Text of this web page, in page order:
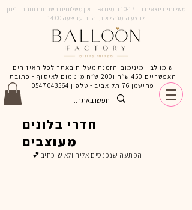
משלוחים יוצאים בין 10-17 בימים א-ו | אין משלוחים בשבתות וחגים | ניתן
לבצע הזמנה לאותו היום עד שעה 14:00
שימו לב ! מינימום הזמנת משלוח באתר לכל האיזורים
האפשריים 450 ש״ח ו200 ש״ח מינימום לאיסוף - כתובת
פרישמן 76 תל אביב - טלפון
0547043564
חדרי בלונים
מעוצבים
הפתעה שנכנסים אליה ולא שוכחים💕